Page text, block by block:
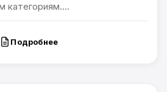
категориям....
Подробнее